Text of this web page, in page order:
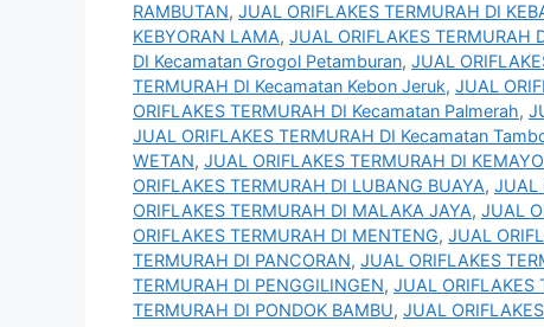
RAMBUTAN, JUAL ORIFLAKES TERMURAH DI
KEBYORAN LAMA, JUAL ORIFLAKES TERMURAH
DI Kecamatan Grogol Petamburan, JUAL
TERMURAH DI Kecamatan Kebon Jeruk, JUAL
ORIFLAKES TERMURAH DI Kecamatan Palmerah,
JUAL ORIFLAKES TERMURAH DI Kecamatan
WETAN, JUAL ORIFLAKES TERMURAH DI
ORIFLAKES TERMURAH DI LUBANG BUAYA, JUAL
ORIFLAKES TERMURAH DI MALAKA JAYA, JUAL
ORIFLAKES TERMURAH DI MENTENG, JUAL
TERMURAH DI PANCORAN, JUAL ORIFLAKES
TERMURAH DI PENGGILINGEN, JUAL ORIFLAKES
TERMURAH DI PONDOK BAMBU, JUAL